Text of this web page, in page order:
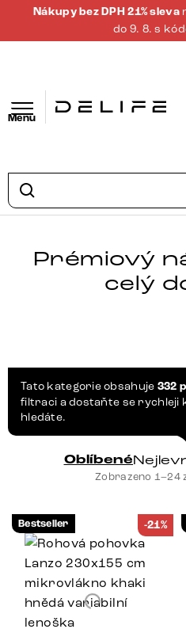
Nákupy bez DPH 21% sleva
do 9. 8. s
Menu
Prémiový
celý
Tato kategorie obsahuje 332
filtraci a dostaňte se
hledáte.
Oblíbené
Zobrazeno 1–24
Bestseller -21%